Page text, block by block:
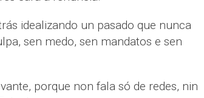
idealizando un pasado que nunca
sen medo, sen mandatos e sen
porque non fala só de redes, nin